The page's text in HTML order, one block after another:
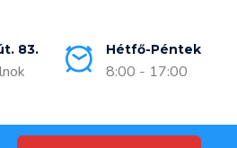
83. Hétfő-Péntek
8:00 - 17:00